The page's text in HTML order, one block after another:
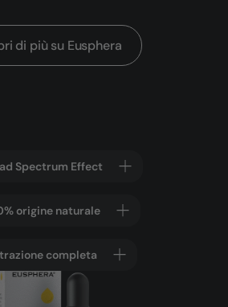
di più su Eusphera
Spectrum Effect
origine naturale
completa